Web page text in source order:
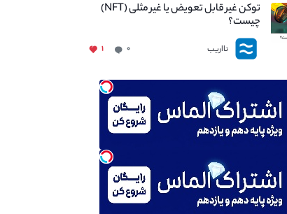
توکن غیر قابل تعویض یا غیر مثلی (NFT)
چیست؟
نااریب ۰ ۱